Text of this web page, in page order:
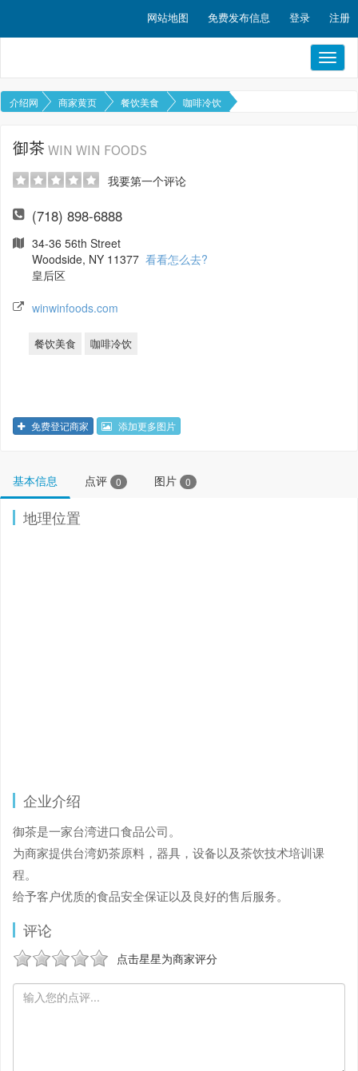
网站地图 免费发布信息 登录 注册
介绍网 商家黄页 餐饮美食 咖啡冷饮
御茶 WIN WIN FOODS
我要第一个评论
(718) 898-6888
34-36 56th Street
Woodside, NY 11377 看看怎么去?
皇后区
winwinfoods.com
餐饮美食 咖啡冷饮
免费登记商家 添加更多图片
基本信息 点评 0 图片 0
地理位置
企业介绍
御茶是一家台湾进口食品公司。
为商家提供台湾奶茶原料，器具，设备以及茶饮技术培训课
程。
给予客户优质的食品安全保证以及良好的售后服务。
评论
点击星星为商家评分